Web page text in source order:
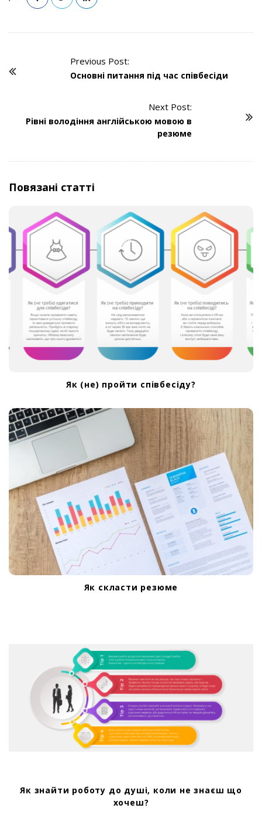
Previous Post:
Основні питання під час співбесіди
Next Post:
Рівні володіння англійською мовою в
резюме
Повязані статті
Як (не) пройти співбесіду?
Як скласти резюме
Як знайти роботу до душі, коли не знаєш що
хочеш?